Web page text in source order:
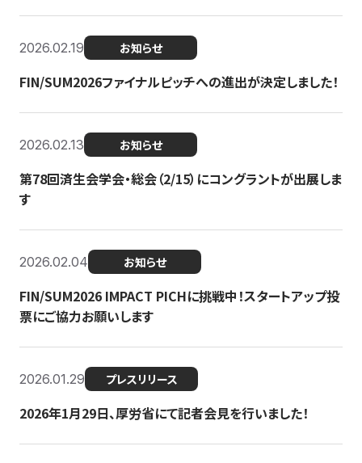
2026.02.19 お知らせ
FIN/SUM2026ファイナルピッチへの進出が決定しました！
2026.02.13 お知らせ
第78回済生会学会・総会（2/15）にコングラントが出展しま
す
2026.02.04 お知らせ
FIN/SUM2026 IMPACT PICHに挑戦中！スタートアップ投
票にご協力お願いします
2026.01.29 プレスリリース
2026年1月29日、厚労省にて記者会見を行いました！